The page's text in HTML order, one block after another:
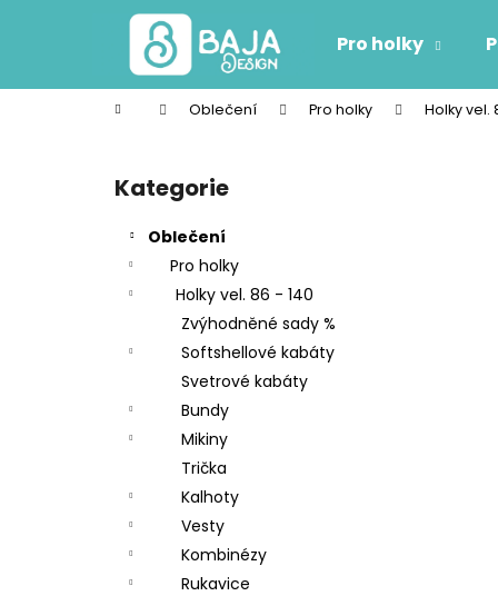
Pro holky
Domů Oblečení Pro holky Holky vel.
Přeskočit
kategorie
Kategorie
Oblečení
Pro holky
Holky vel. 86 - 140
Zvýhodněné sady %
Softshellové kabáty
Svetrové kabáty
Bundy
Mikiny
Trička
Kalhoty
Vesty
Kombinézy
Rukavice
í
do
do
LETNÍ DÁMSKÉ ŠATY V, TYRKYSOVÉ
ORNAMENTY
950 Kč